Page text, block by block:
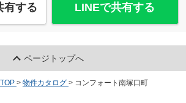
有する LINEで共有する
ページトップへ
> 物件カタログ > コンフォート南塚口町